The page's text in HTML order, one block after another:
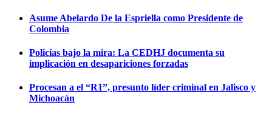
Asume Abelardo De la Espriella como Presidente de
Colombia
Policías bajo la mira: La CEDHJ documenta su
implicación en desapariciones forzadas
Procesan a el “R1”, presunto líder criminal en Jalisco y
Michoacán